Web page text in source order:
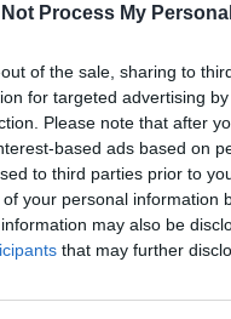
Not Process My
of the sale, sharing to
for targeted advertising
Please note that after
based ads based on
to third parties prior to
your personal information
may also be
that may further